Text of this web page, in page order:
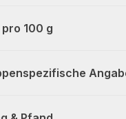
100 g